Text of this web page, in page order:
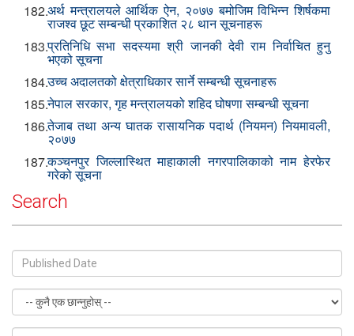
182.अर्थ मन्त्रालयले आर्थिक ऐन, २०७७ बमोजिम विभिन्न शिर्षकमा
राजश्व छूट सम्बन्धी प्रकाशित २८ थान सूचनाहरू
183.प्रतिनिधि सभा सदस्यमा श्री जानकी देवी राम निर्वाचित हुनु
भएको सूचना
184.उच्च अदालतको क्षेत्राधिकार सार्ने सम्बन्धी सूचनाहरू
185.नेपाल सरकार, गृह मन्त्रालयको शहिद घोषणा सम्बन्धी सूचना
186.तेजाब तथा अन्य घातक रासायनिक पदार्थ (नियमन) नियमावली,
२०७७
187.कञ्चनपुर जिल्लास्थित माहाकाली नगरपालिकाको नाम हेरफेर
गरेको सूचना
Search